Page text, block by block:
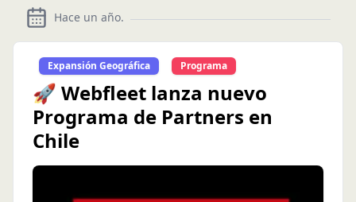
Hace un año.
Expansión Geográfica Programa
🚀 Webfleet lanza nuevo
Programa de Partners en
Chile